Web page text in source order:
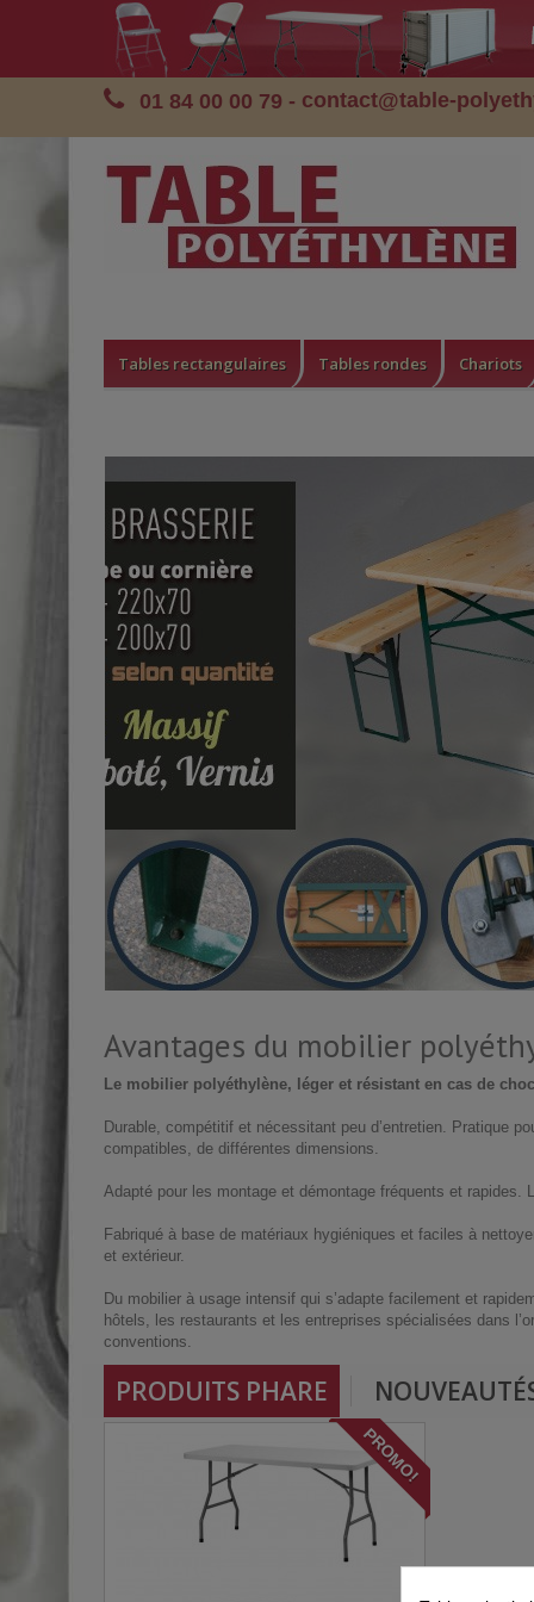
01 84 00 00 79 - contact@table-
Tables rectangulaires Tables rondes Chariots
Avantages du mobilier
Le mobilier polyéthylène, léger et résistant en cas de
Durable, compétitif et nécessitant peu d’entretien. Pratique
compatibles, de différentes dimensions.
Adapté pour les montage et démontage fréquents et rapides.
Fabriqué à base de matériaux hygiéniques et faciles à
et extérieur.
Du mobilier à usage intensif qui s’adapte facilement et
hôtels, les restaurants et les entreprises spécialisées dans
conventions.
PRODUITS PHARE
PROMO!